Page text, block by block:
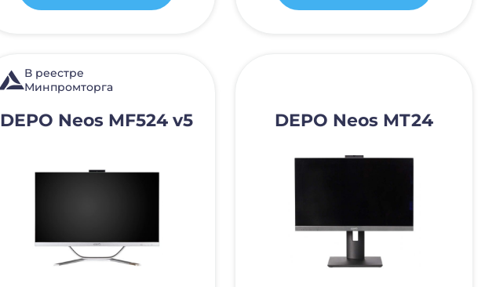
В реестре
Минпромторга
DEPO Neos MF524 v5 DEPO Neos MT24